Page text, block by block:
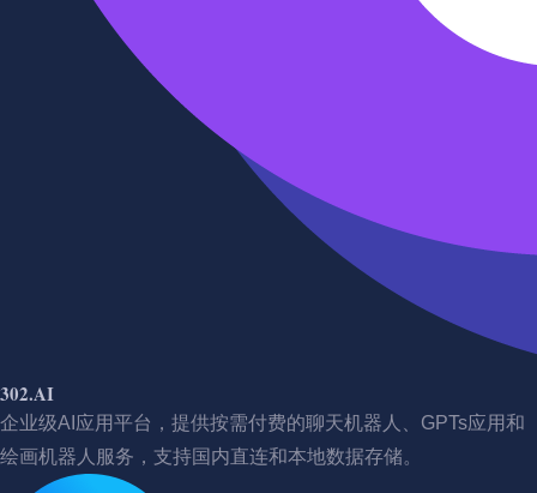
302.AI
企业级AI应用平台，提供按需付费的聊天机器人、GPTs应用和
绘画机器人服务，支持国内直连和本地数据存储。